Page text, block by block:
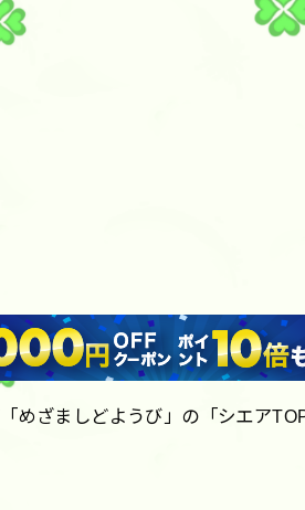
めざましどようび」の「シエア